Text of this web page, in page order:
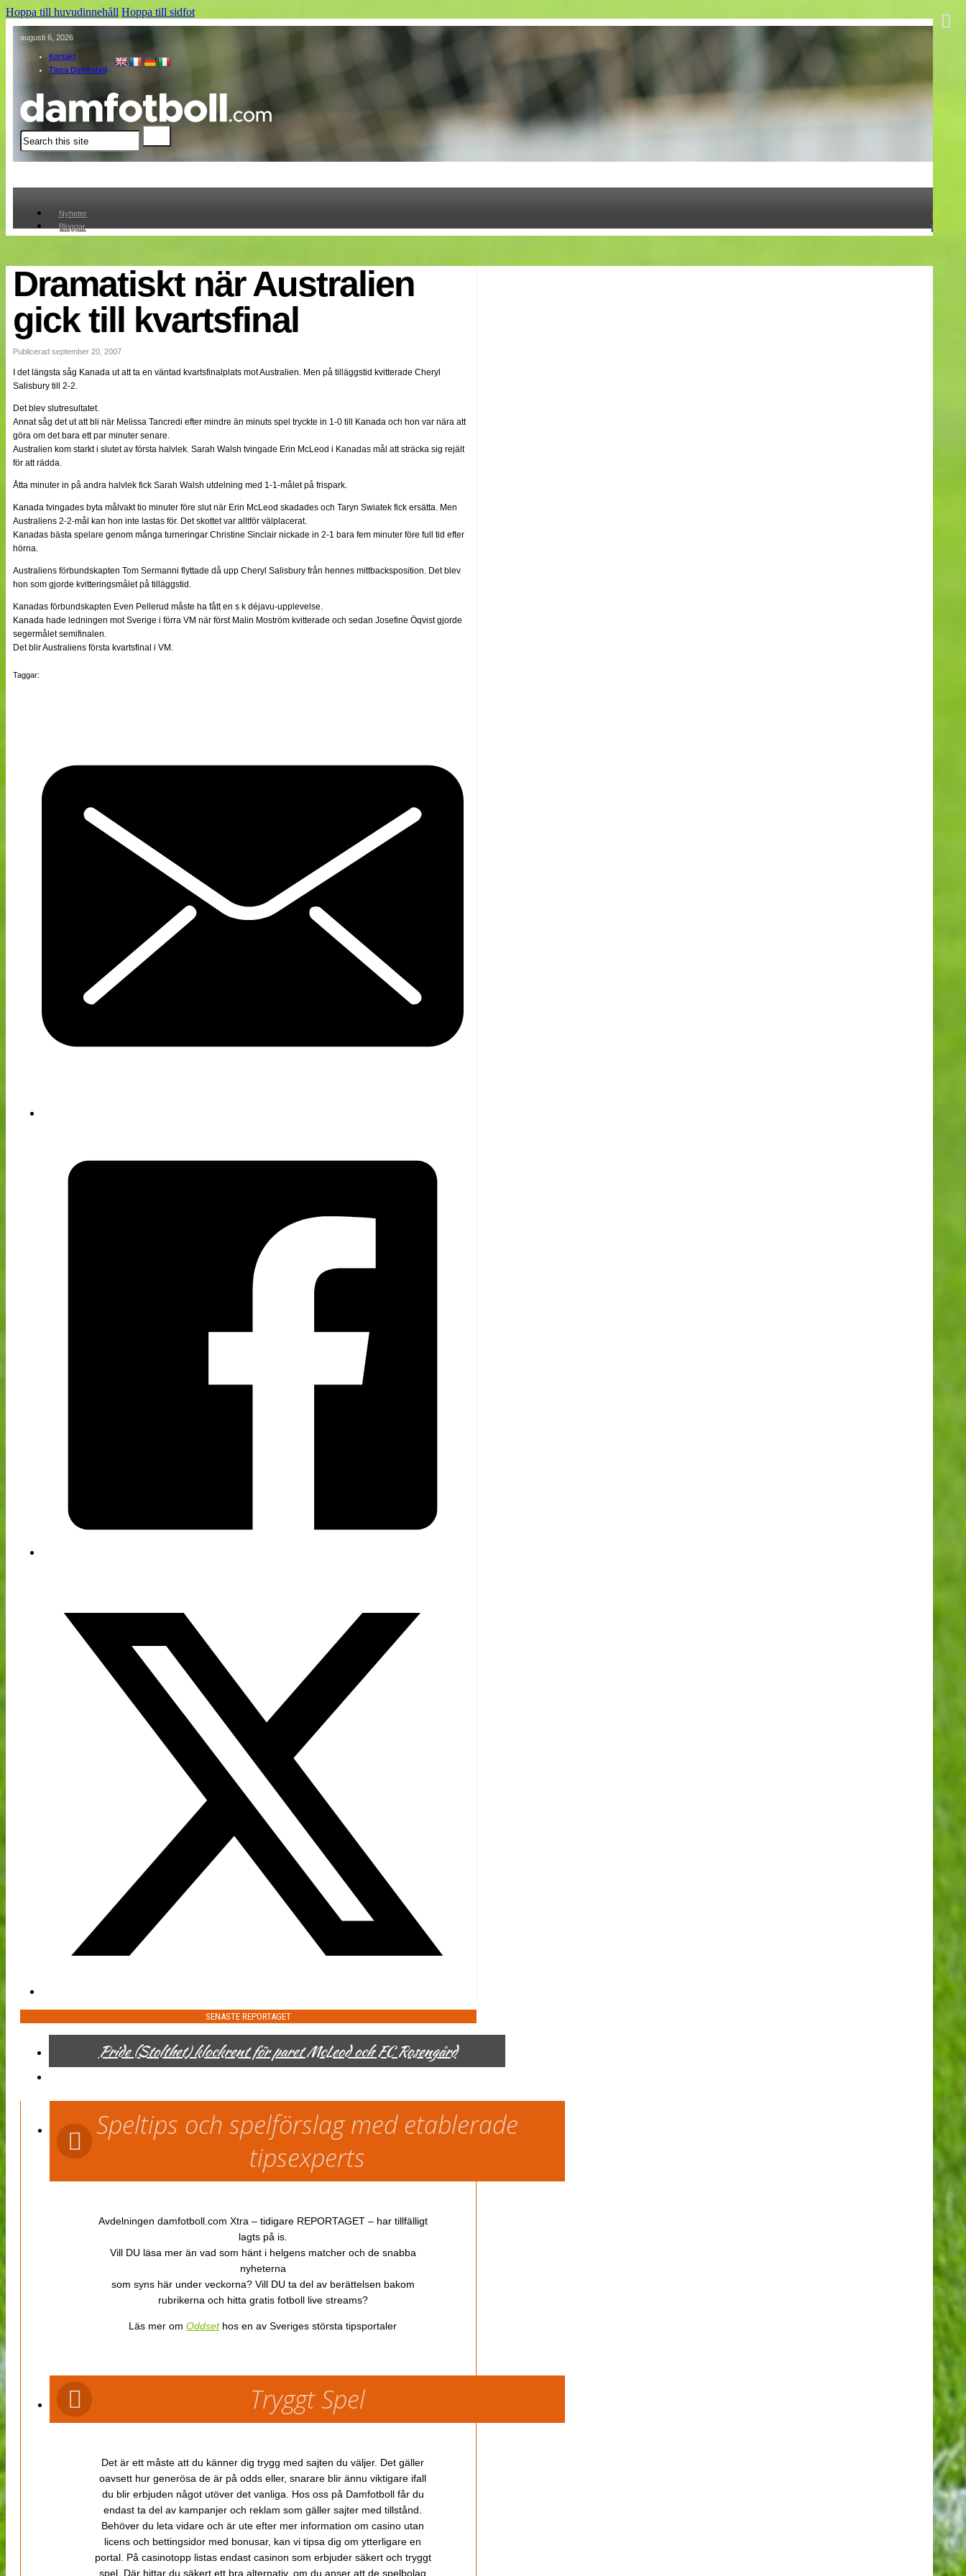
Hoppa till huvudinnehåll Hoppa till sidfot
augusti 6, 2026
Kontakt
Tipsa Damfotboll
Sök
Nyheter
Bloggar
Cuper
Medlemmar
Medlemsbilder
Om oss
NÄTverket
Nyheter
Bloggar
Lagen
Webb-TV
Cuper
Medlemmar
Medlemsbilder
Till klubbkassan
NÄTverket
Split vision
Dramatiskt när Australien
gick till kvartsfinal
Publicerad september 20, 2007
I det längsta såg Kanada ut att ta en väntad kvartsfinalplats mot Australien. Men på tilläggstid kvitterade Cheryl
Salisbury till 2-2.
Det blev slutresultatet.
Annat såg det ut att bli när Melissa Tancredi efter mindre än minuts spel tryckte in 1-0 till Kanada och hon var nära att
göra om det bara ett par minuter senare.
Australien kom starkt i slutet av första halvlek. Sarah Walsh tvingade Erin McLeod i Kanadas mål att sträcka sig rejält
för att rädda.
Åtta minuter in på andra halvlek fick Sarah Walsh utdelning med 1-1-målet på frispark.
Kanada tvingades byta målvakt tio minuter före slut när Erin McLeod skadades och Taryn Swiatek fick ersätta. Men
Australiens 2-2-mål kan hon inte lastas för. Det skottet var alltför välplacerat.
Kanadas bästa spelare genom många turneringar Christine Sinclair nickade in 2-1 bara fem minuter före full tid efter
hörna.
Australiens förbundskapten Tom Sermanni flyttade då upp Cheryl Salisbury från hennes mittbacksposition. Det blev
hon som gjorde kvitteringsmålet på tilläggstid.
Kanadas förbundskapten Even Pellerud måste ha fått en s k déjavu-upplevelse.
Kanada hade ledningen mot Sverige i förra VM när först Malin Moström kvitterade och sedan Josefine Öqvist gjorde
segermålet semifinalen.
Det blir Australiens första kvartsfinal i VM.
Taggar:
SENASTE REPORTAGET
Pride (Stolthet) klockrent för paret McLeod och FC Rosengård
Speltips och spelförslag med etablerade
tipsexperts
Avdelningen damfotboll.com Xtra – tidigare REPORTAGET – har tillfälligt
lagts på is.
Vill DU läsa mer än vad som hänt i helgens matcher och de snabba
nyheterna
som syns här under veckorna? Vill DU ta del av berättelsen bakom
rubrikerna och hitta gratis fotboll live streams?
Läs mer om Oddsethos en av Sveriges största tipsportaler
Tryggt Spel
Det är ett måste att du känner dig trygg med sajten du väljer. Det gäller
oavsett hur generösa de är på odds eller, snarare blir ännu viktigare ifall
du blir erbjuden något utöver det vanliga. Hos oss på Damfotboll får du
endast ta del av kampanjer och reklam som gäller sajter med tillstånd.
Behöver du leta vidare och är ute efter mer information om casino utan
licens och bettingsidor med bonusar, kan vi tipsa dig om ytterligare en
portal. På casinotopp listas endast casinon som erbjuder säkert och tryggt
spel. Där hittar du säkert ett bra alternativ, om du anser att de spelbolag